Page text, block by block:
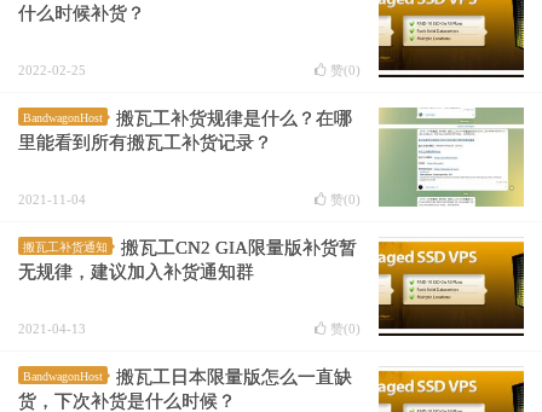
什么时候补货？
2022-02-25 赞(0)
BandwagonHost
搬瓦工补货规律是什么？在哪
里能看到所有搬瓦工补货记录？
2021-11-04 赞(0)
搬瓦工补货通知
搬瓦工CN2 GIA限量版补货暂
无规律，建议加入补货通知群
2021-04-13 赞(0)
BandwagonHost
搬瓦工日本限量版怎么一直缺
货，下次补货是什么时候？